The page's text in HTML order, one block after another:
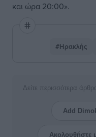
και ώρα 20:00».
#Ηρακλής
Δείτε περισσότερα
Add
Ακολουθήστε